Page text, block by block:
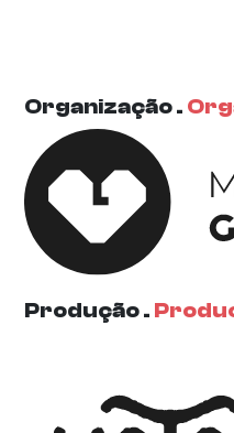
Organização .
Produção .